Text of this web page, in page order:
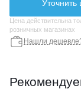
Уточнить
Цена действительна
розничных магазинах
Нашли